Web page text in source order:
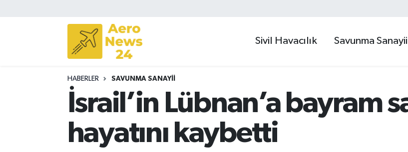
Sivil Havacılık Savunma Sanayii
HABERLER SAVUNMA SANAYII
İsrail’in Lübnan’a bayram
hayatını kaybetti
Sivil Havacılık